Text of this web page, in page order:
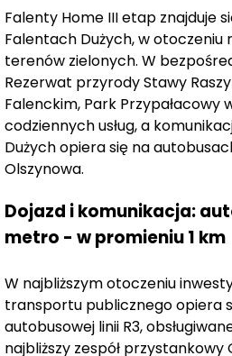
zyskują komfort
jednoczesnym ograniczeniu
utrzymaniem.
Układy wnętrz zostały
zapewniający wyraźny
prywatną, co wpływa na
funkcjonowania.
potrzeb. Wysokie
sprzyjają optymalnemu
Standard inwestycji
podłogowe, które podnosi
okresie zimowym. Każdy
Falenty Home III etap znajduje
Falentach Dużych, w otoczeniu
terenów zielonych. W
Rezerwat przyrody Stawy
Falenckim, Park
codziennych usług, a
Dużych opiera się na
Olszynowa.
Dojazd i komunikacja:
metro - w promieniu 1 km
W najbliższym otoczeniu
transportu publicznego opiera
autobusowej linii R3,
najbliższy zespół przystankowy